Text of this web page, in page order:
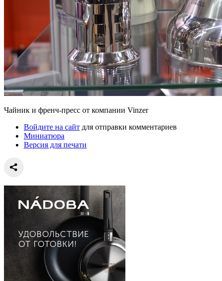
Чайник и френч-пресс от компании Vinzer
Войдите на сайт для отправки комментариев
Миниатюра
Версия для печати